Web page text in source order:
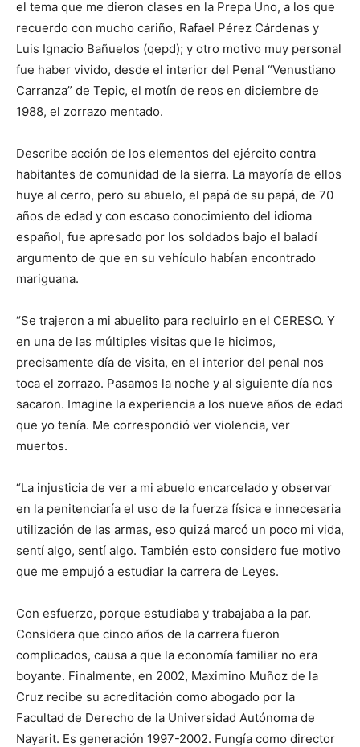
el tema que me dieron clases en la Prepa Uno, a los que
recuerdo con mucho cariño, Rafael Pérez Cárdenas y
Luis Ignacio Bañuelos (qepd); y otro motivo muy personal
fue haber vivido, desde el interior del Penal “Venustiano
Carranza” de Tepic, el motín de reos en diciembre de
1988, el zorrazo mentado.
Describe acción de los elementos del ejército contra
habitantes de comunidad de la sierra. La mayoría de ellos
huye al cerro, pero su abuelo, el papá de su papá, de 70
años de edad y con escaso conocimiento del idioma
español, fue apresado por los soldados bajo el baladí
argumento de que en su vehículo habían encontrado
mariguana.
“Se trajeron a mi abuelito para recluirlo en el CERESO. Y
en una de las múltiples visitas que le hicimos,
precisamente día de visita, en el interior del penal nos
toca el zorrazo. Pasamos la noche y al siguiente día nos
sacaron. Imagine la experiencia a los nueve años de edad
que yo tenía. Me correspondió ver violencia, ver
muertos.
“La injusticia de ver a mi abuelo encarcelado y observar
en la penitenciaría el uso de la fuerza física e innecesaria
utilización de las armas, eso quizá marcó un poco mi vida,
sentí algo, sentí algo. También esto considero fue motivo
que me empujó a estudiar la carrera de Leyes.
Con esfuerzo, porque estudiaba y trabajaba a la par.
Considera que cinco años de la carrera fueron
complicados, causa a que la economía familiar no era
boyante. Finalmente, en 2002, Maximino Muñoz de la
Cruz recibe su acreditación como abogado por la
Facultad de Derecho de la Universidad Autónoma de
Nayarit. Es generación 1997-2002. Fungía como director